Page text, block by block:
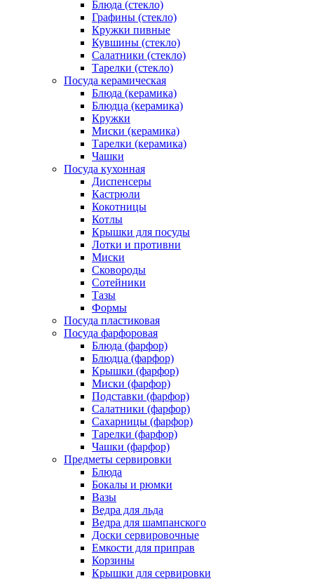
Блюда (стекло)
Графины (стекло)
Кружки пивные
Кувшины (стекло)
Салатники (стекло)
Тарелки (стекло)
Посуда керамическая
Блюда (керамика)
Блюдца (керамика)
Кружки
Миски (керамика)
Тарелки (керамика)
Чашки
Посуда кухонная
Диспенсеры
Кастрюли
Кокотницы
Котлы
Крышки для посуды
Лотки и противни
Миски
Сковороды
Сотейники
Тазы
Формы
Посуда пластиковая
Посуда фарфоровая
Блюда (фарфор)
Блюдца (фарфор)
Крышки (фарфор)
Миски (фарфор)
Подставки (фарфор)
Салатники (фарфор)
Сахарницы (фарфор)
Тарелки (фарфор)
Чашки (фарфор)
Предметы сервировки
Блюда
Бокалы и рюмки
Вазы
Ведра для льда
Ведра для шампанского
Доски сервировочные
Емкости для приправ
Корзины
Крышки для сервировки